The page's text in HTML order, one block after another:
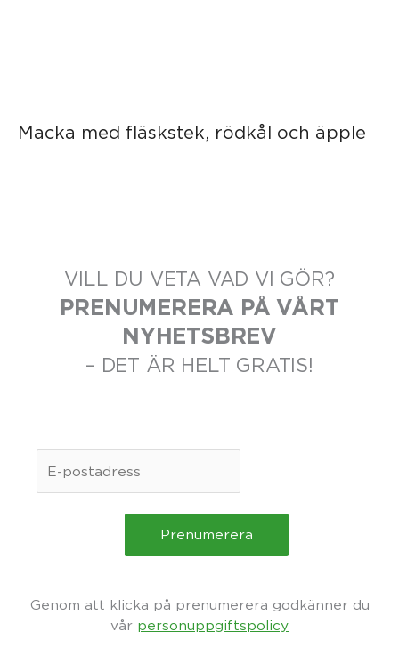
Macka med fläskstek, rödkål och äpple
VILL DU VETA VAD VI GÖR?
PRENUMERERA PÅ VÅRT
NYHETSBREV
– DET ÄR HELT GRATIS!
Genom att klicka på prenumerera godkänner du
vår personuppgiftspolicy